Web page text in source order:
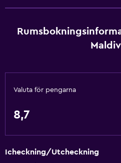
Valuta för pengarna
8,7
Icheckning/Utcheckning